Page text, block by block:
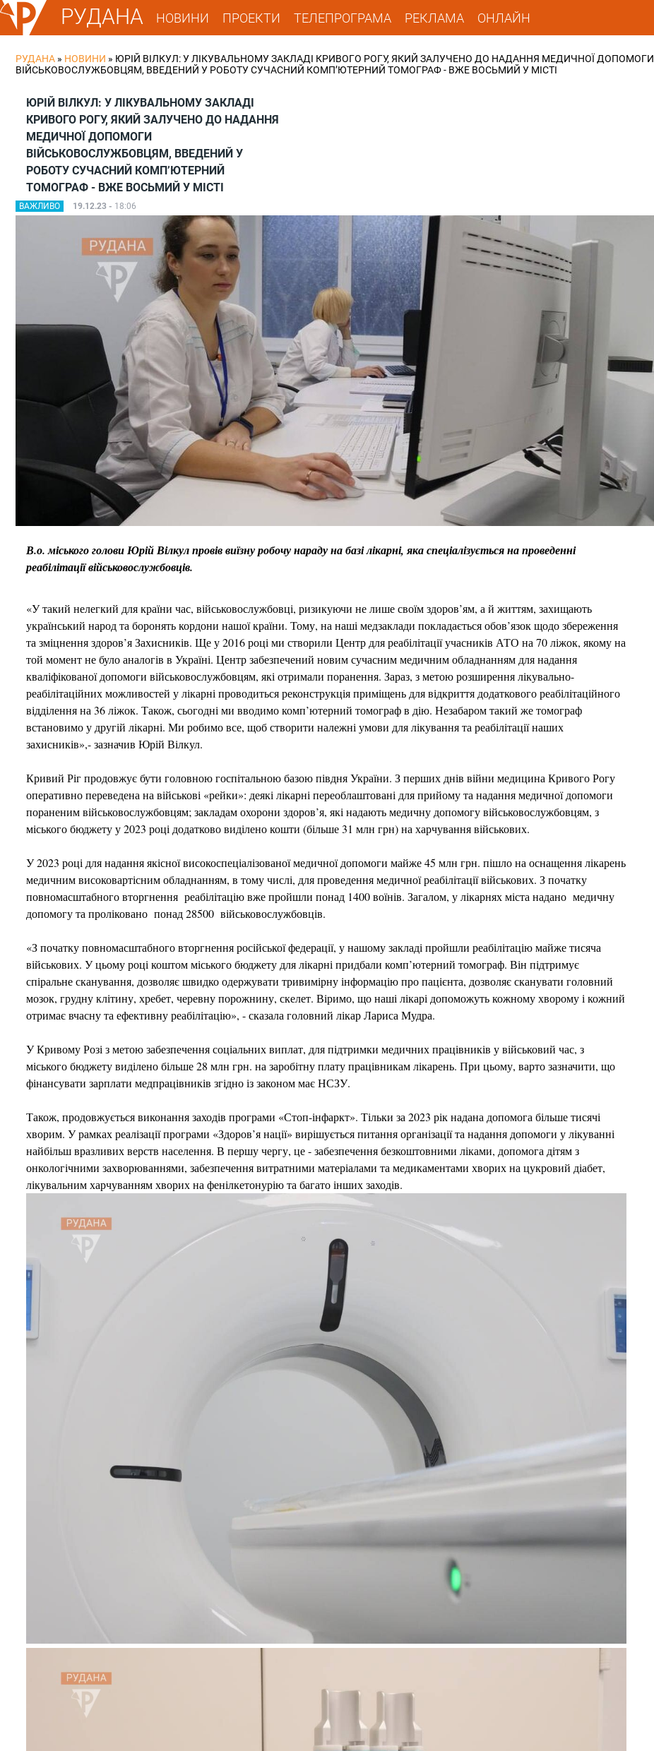
РУДАНА НОВИНИ ПРОЕКТИ ТЕЛЕПРОГРАМА РЕКЛАМА ОНЛАЙН
РУДАНА » НОВИНИ » ЮРІЙ ВІЛКУЛ: У ЛІКУВАЛЬНОМУ ЗАКЛАДІ КРИВОГО РОГУ, ЯКИЙ ЗАЛУЧЕНО ДО НАДАННЯ МЕДИЧНОЇ ДОПОМОГИ
ВІЙСЬКОВОСЛУЖБОВЦЯМ, ВВЕДЕНИЙ У РОБОТУ СУЧАСНИЙ КОМП’ЮТЕРНИЙ ТОМОГРАФ - ВЖЕ ВОСЬМИЙ У МІСТІ
ЮРІЙ ВІЛКУЛ: У ЛІКУВАЛЬНОМУ ЗАКЛАДІ
КРИВОГО РОГУ, ЯКИЙ ЗАЛУЧЕНО ДО НАДАННЯ
МЕДИЧНОЇ ДОПОМОГИ
ВІЙСЬКОВОСЛУЖБОВЦЯМ, ВВЕДЕНИЙ У
РОБОТУ СУЧАСНИЙ КОМП’ЮТЕРНИЙ
ТОМОГРАФ - ВЖЕ ВОСЬМИЙ У МІСТІ
ВАЖЛИВО 19.12.23 - 18:06
В.о. міського голови Юрій Вілкул провів виїзну робочу нараду на базі лікарні, яка спеціалізується на проведенні
реабілітації військовослужбовців.
«У такий нелегкий для країни час, військовослужбовці, ризикуючи не лише своїм здоров’ям, а й життям, захищають
український народ та боронять кордони нашої країни. Тому, на наші медзаклади покладається обов’язок щодо збереження
та зміцнення здоров’я Захисників. Ще у 2016 році ми створили Центр для реабілітації учасників АТО на 70 ліжок, якому на
той момент не було аналогів в Україні. Центр забезпечений новим сучасним медичним обладнанням для надання
кваліфікованої допомоги військовослужбовцям, які отримали поранення. Зараз, з метою розширення лікувально-
реабілітаційних можливостей у лікарні проводиться реконструкція приміщень для відкриття додаткового реабілітаційного
відділення на 36 ліжок. Також, сьогодні ми вводимо комп’ютерний томограф в дію. Незабаром такий же томограф
встановимо у другій лікарні. Ми робимо все, щоб створити належні умови для лікування та реабілітації наших
захисників»,- зазначив Юрій Вілкул.
Кривий Ріг продовжує бути головною госпітальною базою півдня України. З перших днів війни медицина Кривого Рогу
оперативно переведена на військові «рейки»: деякі лікарні переоблаштовані для прийому та надання медичної допомоги
пораненим військовослужбовцям; закладам охорони здоров’я, які надають медичну допомогу військовослужбовцям, з
міського бюджету у 2023 році додатково виділено кошти (більше 31 млн грн) на харчування військових.
У 2023 році для надання якісної високоспеціалізованої медичної допомоги майже 45 млн грн. пішло на оснащення лікарень
медичним високовартісним обладнанням, в тому числі, для проведення медичної реабілітації військових. З початку
повномасштабного вторгнення реабілітацію вже пройшли понад 1400 воїнів. Загалом, у лікарнях міста надано медичну
допомогу та проліковано понад 28500 військовослужбовців.
«З початку повномасштабного вторгнення російської федерації, у нашому закладі пройшли реабілітацію майже тисяча
військових. У цьому році коштом міського бюджету для лікарні придбали комп’ютерний томограф. Він підтримує
спіральне сканування, дозволяє швидко одержувати тривимірну інформацію про пацієнта, дозволяє сканувати головний
мозок, грудну клітину, хребет, черевну порожнину, скелет. Віримо, що наші лікарі допоможуть кожному хворому і кожний
отримає вчасну та ефективну реабілітацію», - сказала головний лікар Лариса Мудра.
У Кривому Розі з метою забезпечення соціальних виплат, для підтримки медичних працівників у військовий час, з
міського бюджету виділено більше 28 млн грн. на заробітну плату працівникам лікарень. При цьому, варто зазначити, що
фінансувати зарплати медпрацівників згідно із законом має НСЗУ.
Також, продовжується виконання заходів програми «Стоп-інфаркт». Тільки за 2023 рік надана допомога більше тисячі
хворим. У рамках реалізації програми «Здоров’я нації» вирішується питання організації та надання допомоги у лікуванні
найбільш вразливих верств населення. В першу чергу, це - забезпечення безкоштовними ліками, допомога дітям з
онкологічними захворюваннями, забезпечення витратними матеріалами та медикаментами хворих на цукровий діабет,
лікувальним харчуванням хворих на фенілкетонурію та багато інших заходів.